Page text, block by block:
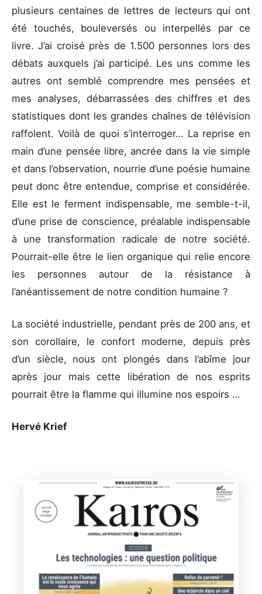
plusieurs centaines de lettres de lecteurs qui ont
été touchés, bouleversés ou interpellés par ce
livre. J’ai croisé près de 1.500 personnes lors des
débats auxquels j’ai participé. Les uns comme les
autres ont semblé comprendre mes pensées et
mes analyses, débarrassées des chiffres et des
statistiques dont les grandes chaînes de télévision
raffolent. Voilà de quoi s’interroger… La reprise en
main d’une pensée libre, ancrée dans la vie simple
et dans l’observation, nourrie d’une poésie humaine
peut donc être entendue, comprise et considérée.
Elle est le ferment indispensable, me semble-t-il,
d’une prise de conscience, préalable indispensable
à une transformation radicale de notre société.
Pourrait-elle être le lien organique qui relie encore
les personnes autour de la résistance à
l’anéantissement de notre condition humaine ?
La société industrielle, pendant près de 200 ans, et
son corollaire, le confort moderne, depuis près
d’un siècle, nous ont plongés dans l’abîme jour
après jour mais cette libération de nos esprits
pourrait être la flamme qui illumine nos espoirs …
Hervé Krief